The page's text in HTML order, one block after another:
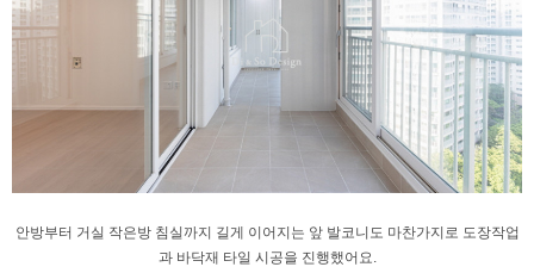
안방부터 거실 작은방 침실까지 길게 이어지는 앞 발코니도 마찬가지로 도장작업
과 바닥재 타일 시공을 진행했어요.